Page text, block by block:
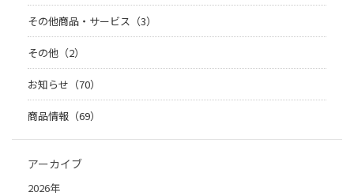
その他商品・サービス（3）
その他（2）
お知らせ（70）
商品情報（69）
アーカイブ
2026年